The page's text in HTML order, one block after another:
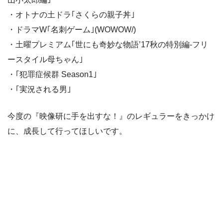
・オトナの土ドラ｢さくらの親子丼｣
・ドラマW｢名刺ゲーム｣(WOWOW/)
・土曜プレミアム｢世にも奇妙な物語’17秋の特別編-フリ
ースタイル母ちゃん｣
・｢犯罪症候群 Season1｣
・｢実況される男｣
今度の『映像研に手を出すな！』のレギュラーをきっかけ
に、成長して行ってほしいです。